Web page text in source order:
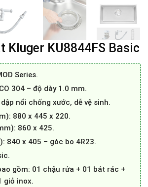
Kluger KU8844FS Basic
Series.
304 – độ dày 1.0 mm.
dập nổi chống xước, dễ vệ sinh.
880 x 445 x 220.
860 x 425.
840 x 405 – góc bo 4R23.
gồm: 01 chậu rửa + 01 bát rác +
giỏ inox.